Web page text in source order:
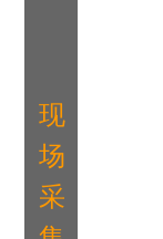
现
场
采